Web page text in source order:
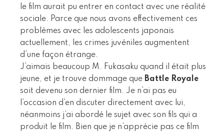
le film aurait pu entrer en contact avec une réalité
sociale. Parce que nous avons effectivement ces
problèmes avec les adolescents japonais
actuellement, les crimes juvéniles augmentent
d’une façon étrange.
J’aimais beaucoup M. Fukasaku quand il était plus
jeune, et je trouve dommage que Battle Royale
soit devenu son dernier film. Je n’ai pas eu
l’occasion d’en discuter directement avec lui,
néanmoins j’ai abordé le sujet avec son fils qui a
produit le film. Bien que je n’apprécie pas ce film